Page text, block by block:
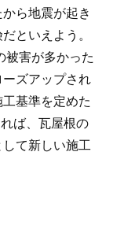
ら地震が起き
といえよう。
被害が多かった
ズアップされ
基準を定めた
ば、瓦屋根の
て新しい施工